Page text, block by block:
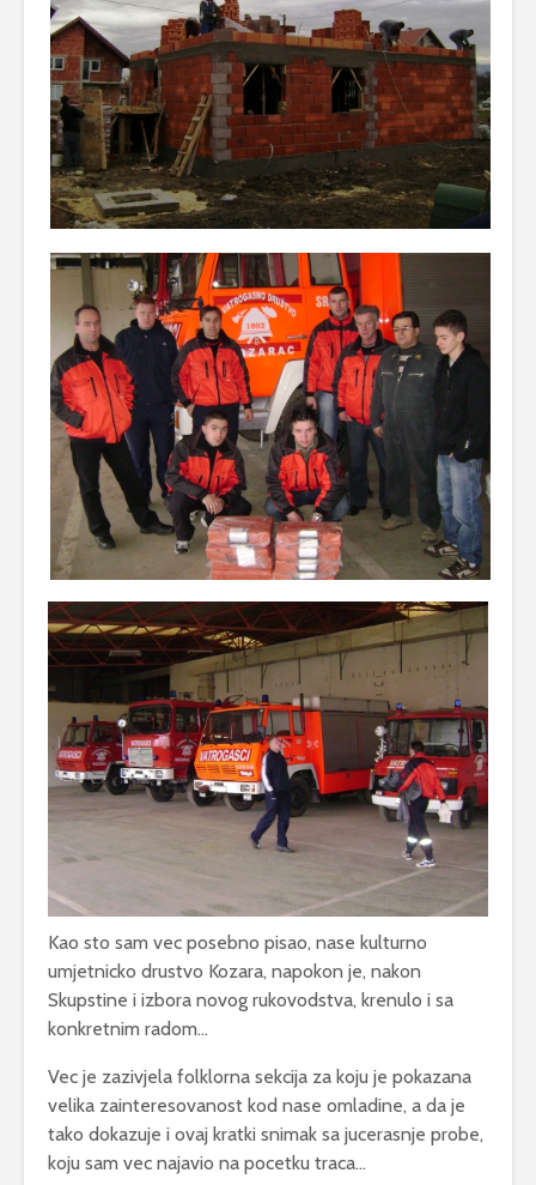
Kao sto sam vec posebno pisao, nase kulturno
umjetnicko drustvo Kozara, napokon je, nakon
Skupstine i izbora novog rukovodstva, krenulo i sa
konkretnim radom…
Vec je zazivjela folklorna sekcija za koju je pokazana
velika zainteresovanost kod nase omladine, a da je
tako dokazuje i ovaj kratki snimak sa jucerasnje probe,
koju sam vec najavio na pocetku traca…